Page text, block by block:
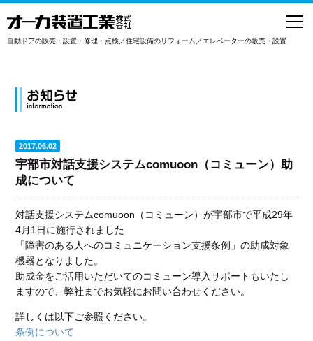
自動ドアの販売・設置・修理・点検／住宅設備のリフォーム／エレベーターの販売・設置
2017.06.02
宇部市対話支援システムcomuoon（コミューン）助
成について
対話支援システムcomuoon（コミューン）が宇部市で平成29年
4月1日に施行されました
「障害のある人へのコミュニケーション支援条例」の助成対象
機器となりました。
助成金をご活用いただいてのコミューン導入サポートもいたし
ますので、弊社までお気軽にお問い合わせください。
詳しくは以下ご参照ください。
条例について